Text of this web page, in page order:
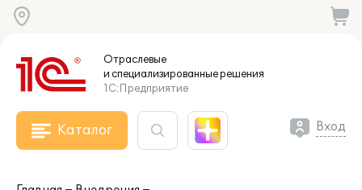
Отраслевые
и специализированныерешения
1С:Предприятие
Каталог Вход